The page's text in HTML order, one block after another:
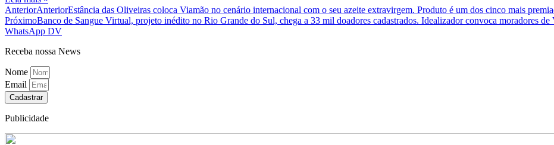
AnteriorAnteriorEstância das Oliveiras coloca Viamão no cenário internacional com o seu azeite extravirgem. Produto é um dos cinco mais
PróximoBanco de Sangue Virtual, projeto inédito no Rio Grande do Sul, chega a 33 mil doadores cadastrados. Idealizador convoca moradores
WhatsApp DV
Receba nossa News
Nome
Email
Cadastrar
Publicidade